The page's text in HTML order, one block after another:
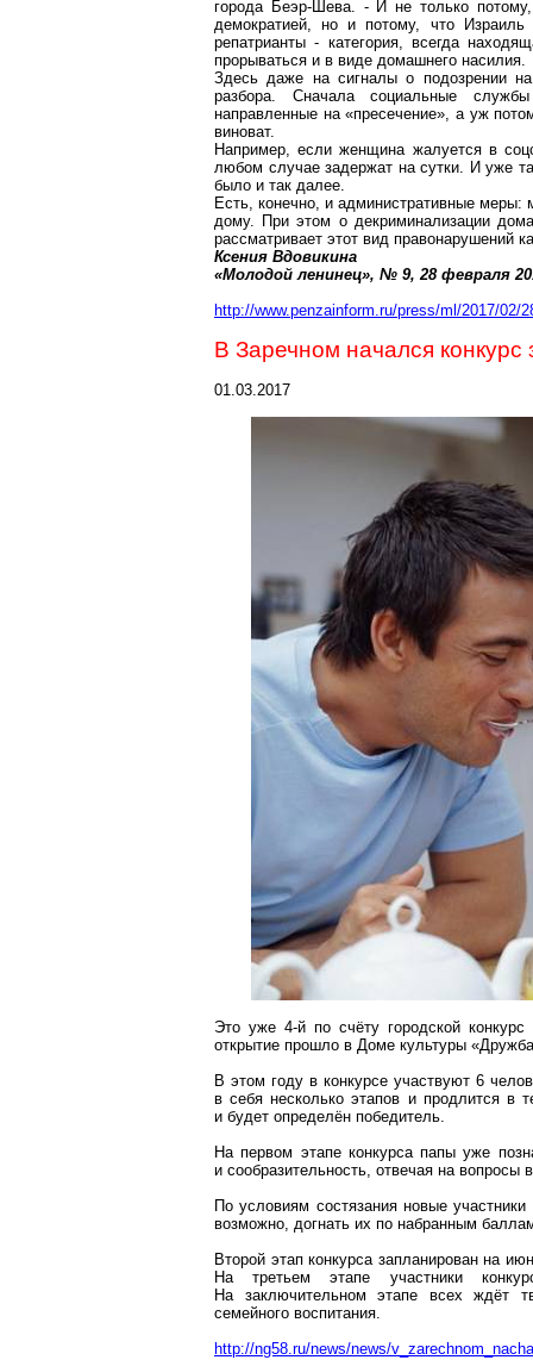
города Беэр-Шева. - И не только
демократией, но и потому, что Израиль
репатрианты - категория, всегда
прорываться и в виде домашнего насилия.
Здесь даже на сигналы о подозрении
разбора. Сначала социальные
направленные на «пресечение», а уж
виноват.
Например, если женщина жалуется в
любом случае задержат на сутки. И уже
было и так далее.
Есть, конечно, и административные меры:
дому. При этом о декриминализации
рассматривает этот вид правонарушений
Ксения Вдовикина
«Молодой ленинец», № 9, 28 февраля
http://www.penzainform.ru/press/ml/2017/02/
В Заречном начался
01.03.2017
Это уже 4-й по счёту городской
открытие прошло в Доме культуры
В этом году в конкурсе участвуют 6
в себя несколько этапов и продлится в
и будет определён победитель.
На первом этапе конкурса папы уже
и сообразительность, отвечая на вопросы
По условиям состязания новые
возможно, догнать их по набранным
Второй этап конкурса запланирован на
На третьем этапе участники
На заключительном этапе всех ждёт
семейного воспитания.
http://ng58.ru/news/news/